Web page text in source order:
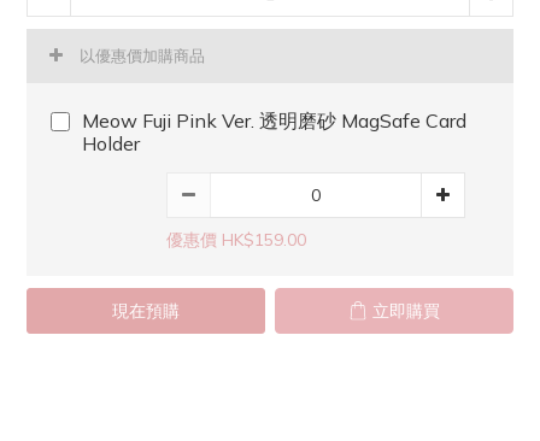
以優惠價加購商品
Meow Fuji Pink Ver. 透明磨砂 MagSafe Card
Holder
優惠價 HK$159.00
現在預購 立即購買